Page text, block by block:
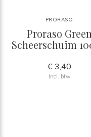
PRORASO
Proraso Green
Scheerschuim
€ 3,40
Incl. btw